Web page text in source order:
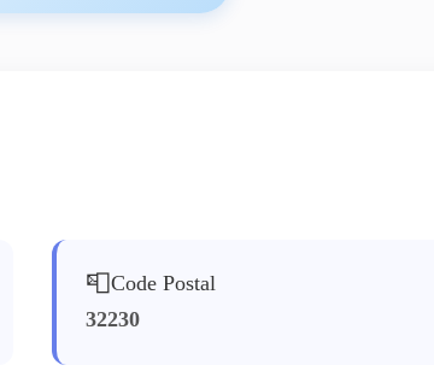
📮Code Postal
32230